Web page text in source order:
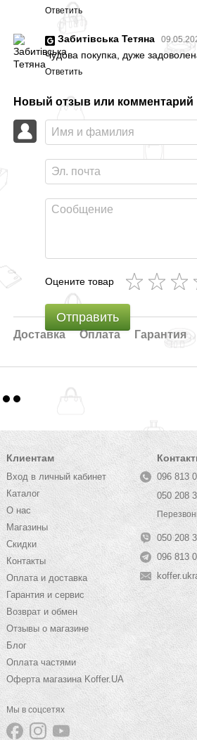
Ответить
Забитівська Тетяна
Чудова покупка, дуже
Ответить
Новый отзыв или комментарий
Оцените товар
Отправить
Доставка Оплата Гарантия
Клиентам
Вход в личный кабинет
Каталог
О нас
Магазины
Скидки
Контакты
Оплата и доставка
Гарантия и сервис
Возврат и обмен
Отзывы о магазине
Блог
Оплата частями
Оферта магазина Koffer.UA
Мы в соцсетях
096 813
050 208
050 208
096 813